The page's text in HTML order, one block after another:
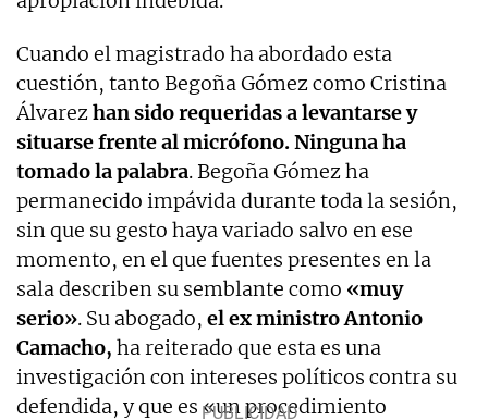
Cuando el magistrado ha abordado esta
cuestión, tanto Begoña Gómez como Cristina
Álvarezhan sido requeridas a levantarse y
situarse frente al micrófono.Ninguna ha
tomado la palabra. Begoña Gómez ha
permanecido impávida durante toda la sesión,
sin que su gesto haya variado salvo en ese
momento, en el que fuentes presentes en la
sala describen su semblante como «muy
serio». Su abogado, el ex ministro Antonio
Camacho, ha reiterado que esta es una
investigación con intereses políticos contra su
defendida, y que es «un procedimiento